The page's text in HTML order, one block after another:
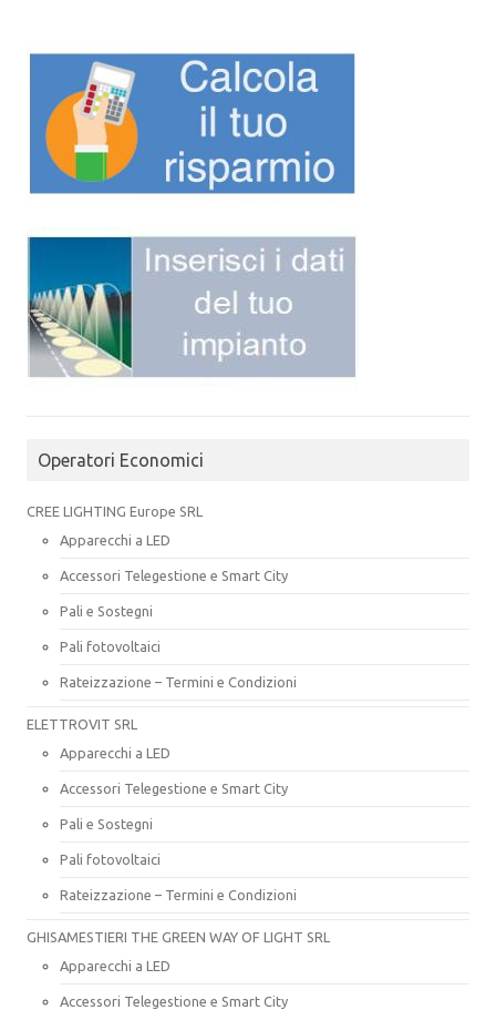
Operatori Economici
CREE LIGHTING Europe SRL
Apparecchi a LED
Accessori Telegestione e Smart City
Pali e Sostegni
Pali fotovoltaici
Rateizzazione – Termini e Condizioni
ELETTROVIT SRL
Apparecchi a LED
Accessori Telegestione e Smart City
Pali e Sostegni
Pali fotovoltaici
Rateizzazione – Termini e Condizioni
GHISAMESTIERI THE GREEN WAY OF LIGHT SRL
Apparecchi a LED
Accessori Telegestione e Smart City